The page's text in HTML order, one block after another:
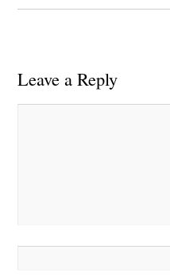
Leave a Reply